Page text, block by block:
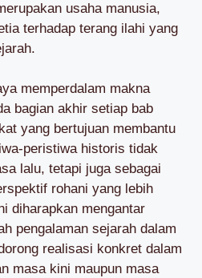
usaha manusia,
terhadap terang ilahi yang
memperdalam makna
bagian akhir setiap bab
yang bertujuan membantu
peristiwa historis tidak
lalu, tetapi juga sebagai
rohani yang lebih
diharapkan mengantar
pengalaman sejarah dalam
realisasi konkret dalam
masa kini maupun masa